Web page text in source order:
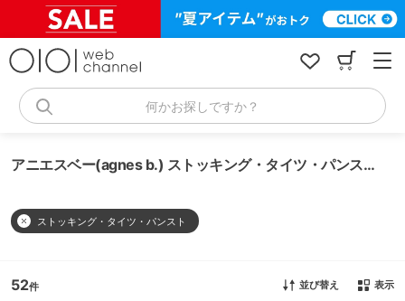
何かお探しですか？
アニエスベー(agnes b.) ストッキング・タイツ・パンスト
ストッキング・タイツ・パンスト
52 並び替え 表示